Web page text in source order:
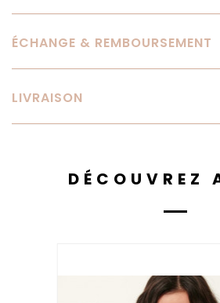
ÉCHANGE & REMBOURSEMENT
LIVRAISON
DÉCOUVREZ